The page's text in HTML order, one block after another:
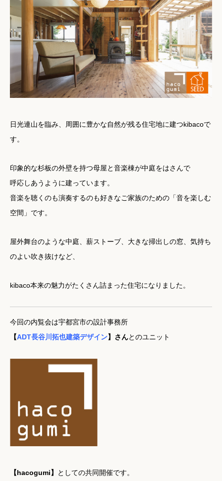
日光連山を臨み、周囲に豊かな自然が残る住宅地に建つkibacoで
す。
印象的な杉板の外壁を持つ母屋と音楽棟が中庭をはさんで
呼応しあうように建っています。
音楽を聴くのも演奏するのも好きなご家族のための「音を楽しむ
空間」です。
屋外舞台のような中庭、薪ストーブ、大きな掃出しの窓、気持ち
のよい吹き抜けなど、
kibaco本来の魅力がたくさん詰まった住宅になりました。
今回の内覧会は宇都宮市の設計事務所
【ADT長谷川拓也建築デザイン】 さんとのユニット
【hacogumi】 としての共同開催です。